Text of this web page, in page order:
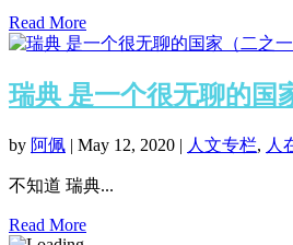
Read More
瑞典 是一个很无聊的国
by 阿佩 | May 12, 2020 | 人文专栏, 人
不知道 瑞典...
Read More